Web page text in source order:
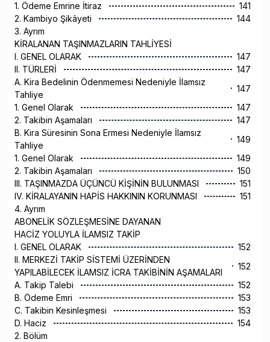
1. Ödeme Emrine İtiraz
141
2. Kambiyo Şikâyeti
144
3. Ayrım
KİRALANAN TAŞINMAZLARIN TAHLİYESİ
I. GENEL OLARAK
147
II. TÜRLERİ
147
A. Kira Bedelinin Ödenmemesi Nedeniyle İlamsız
Tahliye
147
1. Genel Olarak
147
2. Takibin Aşamaları
147
B. Kira Süresinin Sona Ermesi Nedeniyle İlamsız
Tahliye
149
1. Genel Olarak
149
2. Takibin Aşamaları
150
III. TAŞINMAZDA ÜÇÜNCÜ KİŞİNİN BULUNMASI
151
IV. KİRALAYANIN HAPİS HAKKININ KORUNMASI
151
4. Ayrım
ABONELİK SÖZLEŞMESİNE DAYANAN
HACİZ YOLUYLA İLAMSIZ TAKİP
I. GENEL OLARAK
152
II. MERKEZİ TAKİP SİSTEMİ ÜZERİNDEN
YAPILABİLECEK İLAMSIZ İCRA TAKİBİNİN AŞAMALARI
152
A. Takip Talebi
152
B. Ödeme Emri
153
C. Takibin Kesinleşmesi
153
D. Haciz
154
2. Bölüm